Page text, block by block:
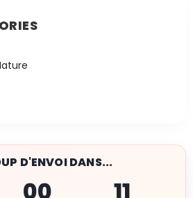
D'ENVOI DANS...
00 11